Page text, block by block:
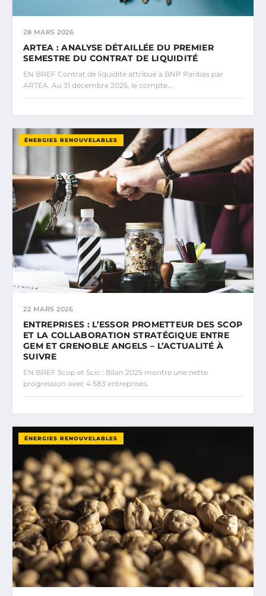
28 MARS 2026
ARTEA : ANALYSE DÉTAILLÉE DU PREMIER
SEMESTRE DU CONTRAT DE LIQUIDITÉ
EN BREF Contrat de liquidité attribué à BNP Paribas par
ARTEA. Au 31 décembre 2025, le compte…
ÉNERGIES RENOUVELABLES
22 MARS 2026
ENTREPRISES : L’ESSOR PROMETTEUR DES SCOP
ET LA COLLABORATION STRATÉGIQUE ENTRE
GEM ET GRENOBLE ANGELS – L’ACTUALITÉ À
SUIVRE
EN BREF Scop et Scic : Bilan 2025 montre une nette
progression avec 4 583 entreprises.
ÉNERGIES RENOUVELABLES